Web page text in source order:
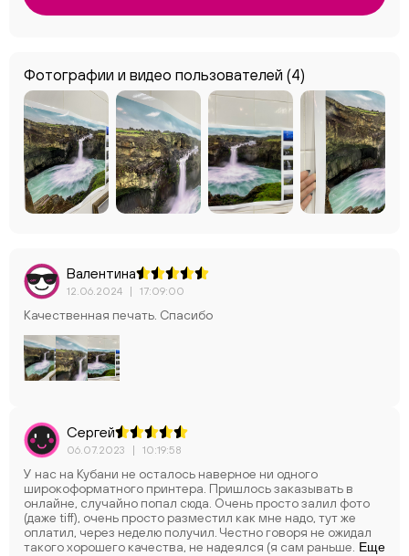
Фотографии и видео пользователей (4)
Валентина
12.06.2024 | 17:09:00
Качественная печать. Спасибо
Сергей
06.07.2023 | 10:19:58
У нас на Кубани не осталось наверное ни одного
широкоформатного принтера. Пришлось заказывать в
онлайне, случайно попал сюда. Очень просто залил фото
(даже tiff), очень просто разместил как мне надо, тут же
оплатил, через неделю получил. Честно говоря не ожидал
такого хорошего качества, не надеялся (я сам раньше Еще